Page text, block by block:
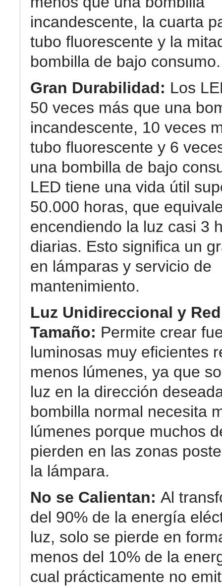
incandescente, la cuarta
tubo fluorescente y la
bombilla de bajo consumo.
Gran Durabilidad: Los
50 veces más que una
incandescente, 10 veces
tubo fluorescente y 6
una bombilla de bajo
LED tiene una vida útil
50.000 horas, que
encendiendo la luz casi 3
diarias. Esto significa un
en lámparas y servicio de
mantenimiento.
Luz Unidireccional y
Tamaño: Permite crear
luminosas muy eficientes
menos lúmenes, ya que
luz en la dirección
bombilla normal necesita
lúmenes porque muchos
pierden en las zonas
la lámpara.
No se Calientan: Al
del 90% de la energía
luz, solo se pierde en
menos del 10% de la
cual prácticamente no